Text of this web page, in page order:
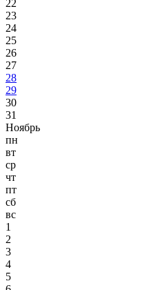
22
23
24
25
26
27
28
29
30
31
Ноябрь
пн
вт
ср
чт
пт
сб
вс
1
2
3
4
5